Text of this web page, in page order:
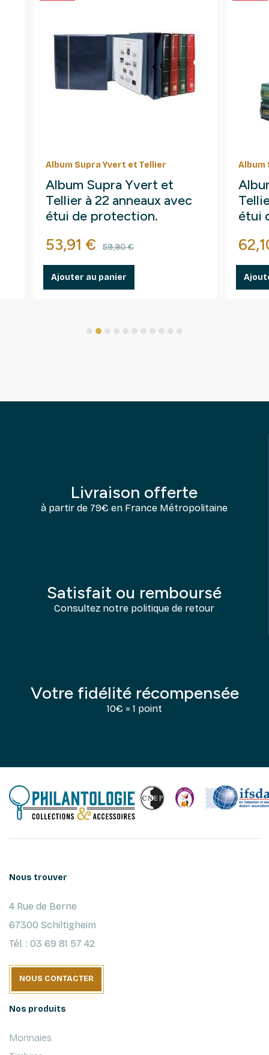
Album Supra Yvert et Tellier
Album Supra Yvert et
Tellier à 22 anneaux avec
étui de protection.
Prix
53,91 € Prix de base
59,90 €
Ajouter au panier
Album
étui
Prix
Livraison offerte
à partir de 79€ en France Métropolitaine
Satisfait ou remboursé
Consultez notre politique de retour
Votre fidélité récompensée
10€ = 1 point
Nous trouver
4 Rue de Berne
67300 Schiltigheim
Tél. : 03 69 81 57 42
NOUS CONTACTER
Nos produits
Monnaies